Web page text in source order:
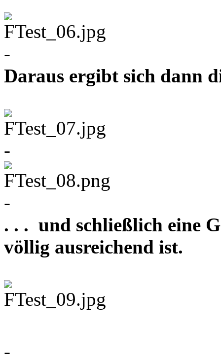
-
Daraus ergibt sich dann
-
-
. . . und schließlich eine
völlig ausreichend ist.
-